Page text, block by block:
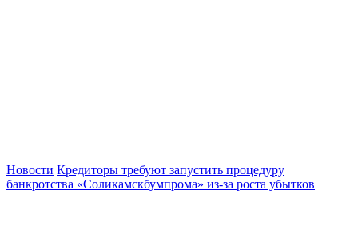
Новости Кредиторы требуют запустить процедуру
банкротства «Соликамскбумпрома» из-за роста убытков